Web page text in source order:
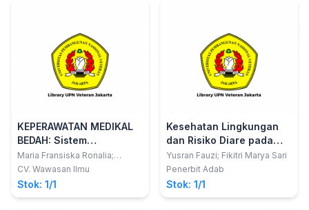
KEPERAWATAN MEDIKAL
BEDAH: Sistem
Muskuloskeletal,
Integumen, Persepsi
Sensori dan Persarafan
Maria Fransiska Ronalia;
Fransisca Debby Christine
CV. Wawasan Ilmu
Stok: 1/1
Kesehatan Lingkungan
dan Risiko Diare pada
Anak
Yusran Fauzi; Fikitri Marya Sari
Penerbit Adab
Stok: 1/1